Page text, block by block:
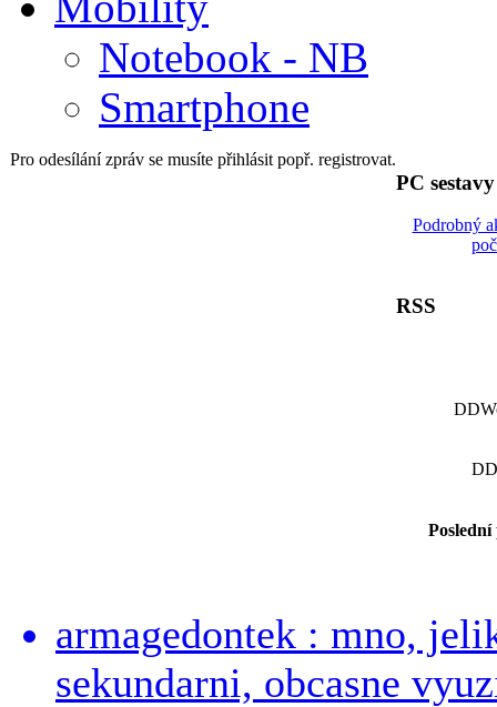
Notebook - NB
Smartphone
Pro odesílání zpráv se musíte přihlásit popř. registrovat.
PC
Podrobný
RSS
armagedontek : mno,
sekundarni, obcasne